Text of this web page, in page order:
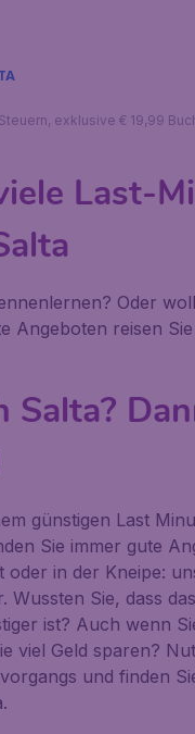
exklusive € 19,99
Last-
Oder
Angeboten reisen
Salta?
günstigen Last
Sie immer gute
in der Kneipe:
Sie, dass
ist? Auch wenn
viel Geld sparen?
und finden